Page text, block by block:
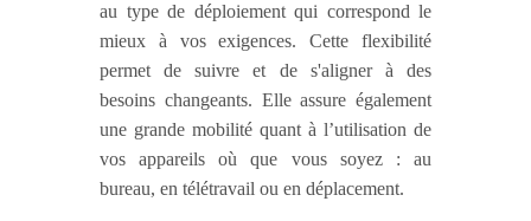
au type de déploiement qui correspond le
mieux à vos exigences. Cette flexibilité
permet de suivre et de s'aligner à des
besoins changeants. Elle assure également
une grande mobilité quant à l’utilisation de
vos appareils où que vous soyez : au
bureau, en télétravail ou en déplacement.